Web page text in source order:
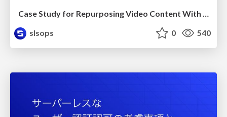
Case Study for Repurposing Video Content With Generative AI / AWS Community Day Taiwan 2024
slsops
0 540